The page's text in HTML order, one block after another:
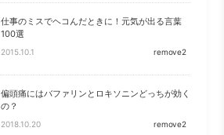
仕事のミスでヘコんだときに！元気が出る言葉
100選
2015.10.1 remove2
偏頭痛にはバファリンとロキソニンどっちが効く
の？
2018.10.20 remove2